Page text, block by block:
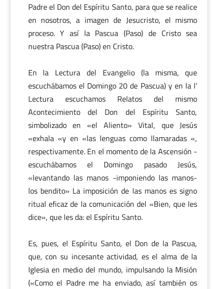
Padre el Don del Espíritu Santo, para que se realice
en nosotros, a imagen de Jesucristo, el mismo
proceso. Y así la Pascua (Paso) de Cristo sea
nuestra Pascua (Paso) en Cristo.
En la Lectura del Evangelio (la misma, que
escuchábamos el Domingo 20 de Pascua) y en la l’
Lectura escuchamos Relatos del mismo
Acontecimiento del Don del Espíritu Santo,
simbolizado en «el Aliento» Vital, que Jesús
«exhala «y en «las lenguas como llamaradas «,
respectivamente. En el momento de la Ascensión -
escuchábamos el Domingo pasado Jesús,
«levantando las manos -imponiendo las manos-
los bendito» La imposición de las manos es signo
ritual eficaz de la comunicación del «Bien, que les
dice», que les da: el Espíritu Santo.
Es, pues, el Espíritu Santo, el Don de la Pascua,
que, con su incesante actividad, es el alma de la
Iglesia en medio del mundo, impulsando la Misión
(«Como el Padre me ha enviado, así también os